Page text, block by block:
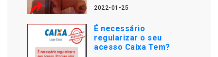
2022-01-25
É necessário
regularizar o seu
acesso Caixa Tem?